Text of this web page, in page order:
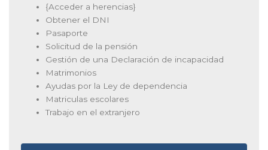
{Acceder a herencias}
Obtener el DNI
Pasaporte
Solicitud de la pensión
Gestión de una Declaración de incapacidad
Matrimonios
Ayudas por la Ley de dependencia
Matriculas escolares
Trabajo en el extranjero